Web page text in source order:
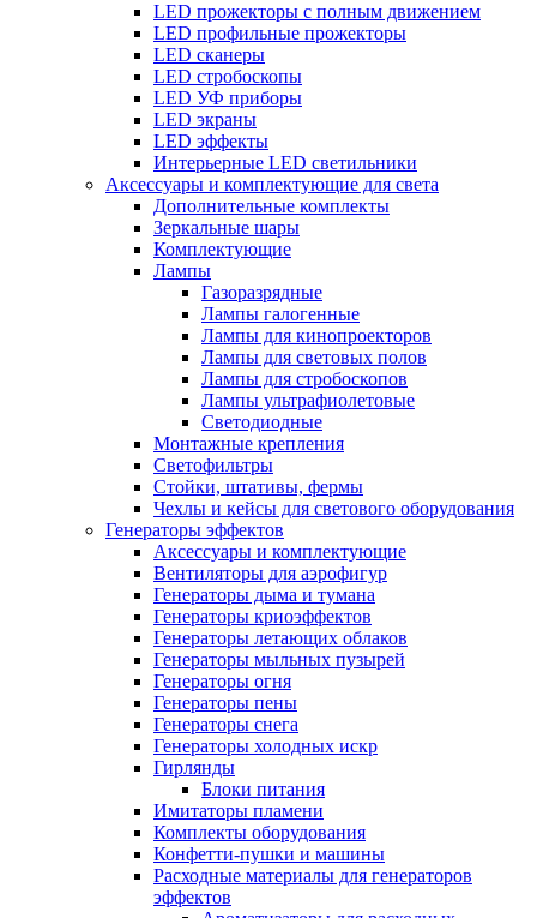
LED прожекторы с полным движением
LED профильные прожекторы
LED сканеры
LED стробоскопы
LED УФ приборы
LED экраны
LED эффекты
Интерьерные LED светильники
Аксессуары и комплектующие для света
Дополнительные комплекты
Зеркальные шары
Комплектующие
Лампы
Газоразрядные
Лампы галогенные
Лампы для кинопроекторов
Лампы для световых полов
Лампы для стробоскопов
Лампы ультрафиолетовые
Светодиодные
Монтажные крепления
Светофильтры
Стойки, штативы, фермы
Чехлы и кейсы для светового оборудования
Генераторы эффектов
Аксессуары и комплектующие
Вентиляторы для аэрофигур
Генераторы дыма и тумана
Генераторы криоэффектов
Генераторы летающих облаков
Генераторы мыльных пузырей
Генераторы огня
Генераторы пены
Генераторы снега
Генераторы холодных искр
Гирлянды
Блоки питания
Имитаторы пламени
Комплекты оборудования
Конфетти-пушки и машины
Расходные материалы для генераторов
эффектов